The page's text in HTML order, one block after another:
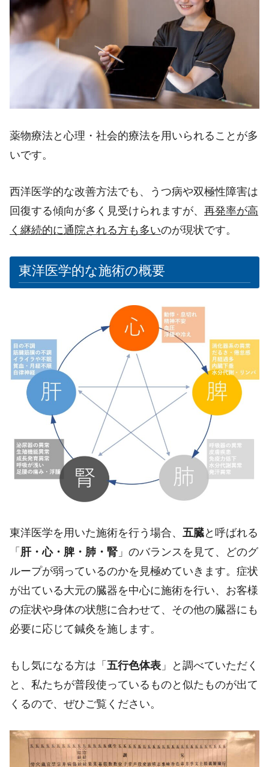
薬物療法と心理・社会的療法を用いられることが多
いです。
西洋医学的な改善方法でも、うつ病や双極性障害は
回復する傾向が多く見受けられますが、 再発率が高
く継続的に通院される方も多いのが現状です。
東洋医学的な施術の概要
東洋医学を用いた施術を行う場合、 五臓と呼ばれる
「 肝・心・脾・肺・腎 」のバランスを見て、どのグ
ループが弱っているのかを見極めていきます。症状
が出ている大元の臓器を中心に施術を行い、お客様
の症状や身体の状態に合わせて、その他の臓器にも
必要に応じて鍼灸を施します。
もし気になる方は「 五行色体表 」と調べていただく
と、私たちが普段使っているものと似たものが出て
くるので、ぜひご覧ください。